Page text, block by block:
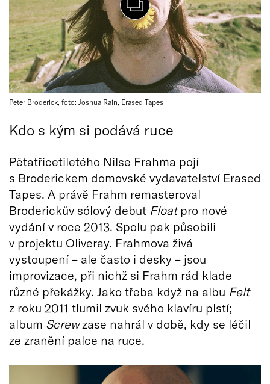
Peter Broderick, foto: Joshua Rain, Erased Tapes
Kdo s kým si podává ruce
Pětatřicetiletého Nilse Frahma pojí
s Broderickem domovské vydavatelství Erased
Tapes. A právě Frahm remasteroval
Broderickův sólový debut Floatpro nové
vydání v roce 2013. Spolu pak působili
v projektu Oliveray. Frahmova živá
vystoupení – ale často i desky – jsou
improvizace, při nichž si Frahm rád klade
různé překážky. Jako třeba když na albu Felt
z roku 2011 tlumil zvuk svého klavíru plstí;
album Screwzase nahrál v době, kdy se léčil
ze zranění palce na ruce.